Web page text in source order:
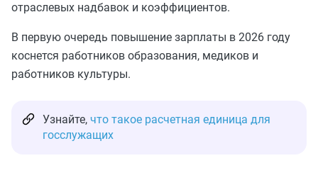
отраслевых надбавок и коэффициентов.
В первую очередь повышение зарплаты в 2026 году
коснется работников образования, медиков и
работников культуры.
Узнайте, что такое расчетная единица для
госслужащих